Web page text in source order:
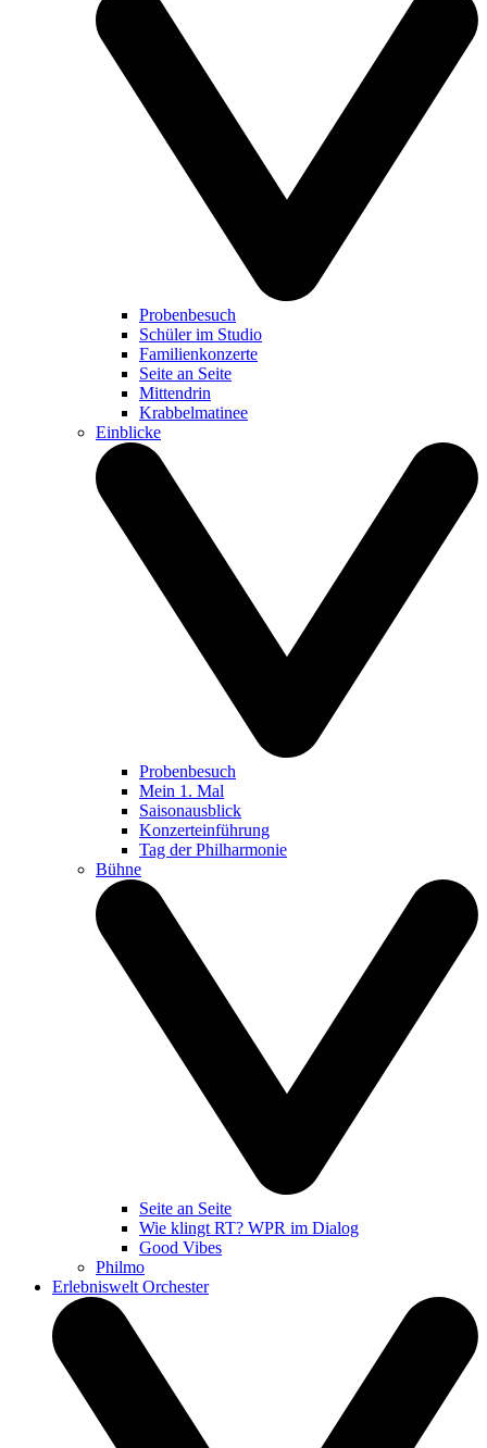
Probenbesuch
Schüler im Studio
Familienkonzerte
Seite an Seite
Mittendrin
Krabbelmatinee
Einblicke
Probenbesuch
Mein 1. Mal
Saisonausblick
Konzerteinführung
Tag der Philharmonie
Bühne
Seite an Seite
Wie klingt RT? WPR im Dialog
Good Vibes
Philmo
Erlebniswelt Orchester